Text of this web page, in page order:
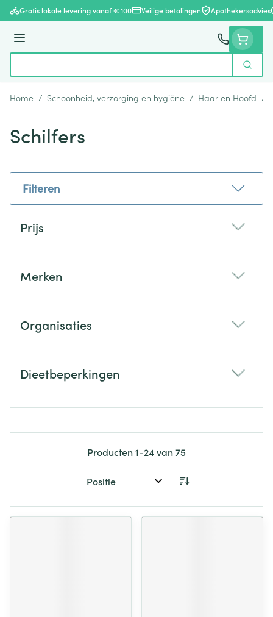
Ga naar de inhoud
Gratis lokale levering vanaf € 100 Veilige betalingen Apothekersadvies
Menu
Zoek
Home / Schoonheid, verzorging en hygiëne / Haar en Hoofd /
Schilfers
Filteren
Prijs
Merken
Organisaties
Dieetbeperkingen
Producten1-24van75
Sorteer op: